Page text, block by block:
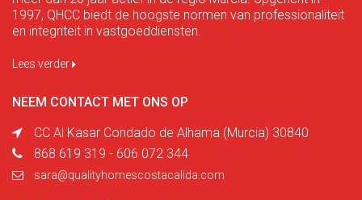
1997, QHCC biedt de hoogste normen van professionaliteit
en integriteit in vastgoeddiensten.
Lees verder
NEEM CONTACT MET ONS OP
CC Al Kasar Condado de Alhama (Murcia) 30840
868 619 319 - 606 072 344
sara@qualityhomescostacalida.com